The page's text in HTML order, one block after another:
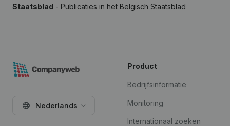
Staatsblad - Publicaties in het Belgisch Staatsblad
Nederlands
Product
Bedrijfsinformatie
Monitoring
Internationaal zoeken